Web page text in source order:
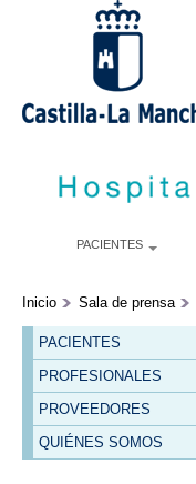
PACIENTES
Inicio Sala de prensa
PACIENTES
PROFESIONALES
PROVEEDORES
QUIÉNES SOMOS